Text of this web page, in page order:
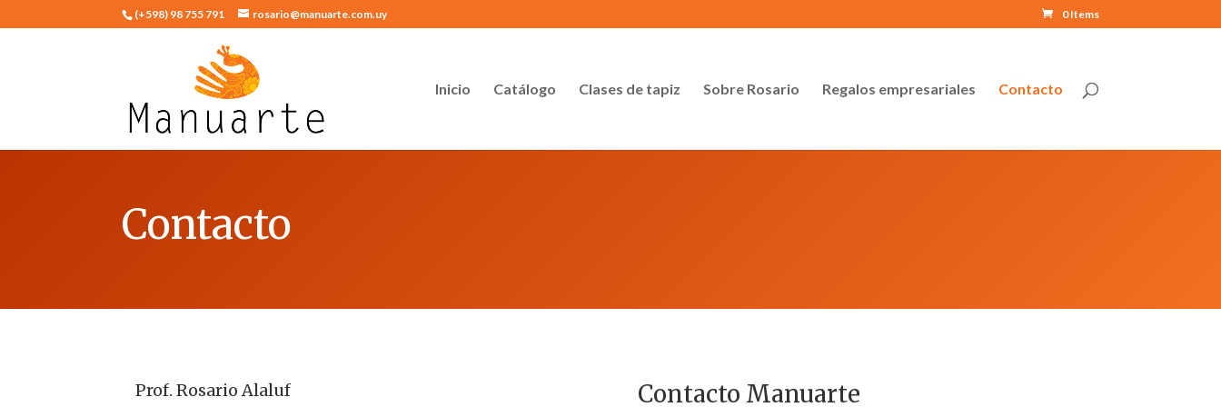
(+598) 98 755 791 rosario@manuarte.com.uy 0 Items
Inicio Catálogo Clases de tapiz Sobre Rosario Regalos empresariales Contacto
Contacto
Prof. Rosario Alaluf Contacto Manuarte